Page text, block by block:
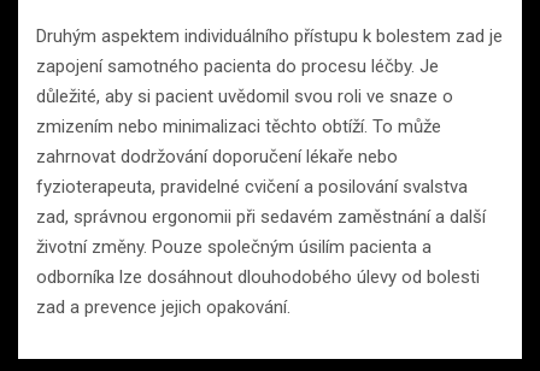
Druhým aspektem individuálního přístupu k bolestem zad je
zapojení samotného pacienta do procesu léčby. Je
důležité, aby si pacient uvědomil svou roli ve snaze o
zmizením nebo minimalizaci těchto obtíží. To může
zahrnovat dodržování doporučení lékaře nebo
fyzioterapeuta, pravidelné cvičení a posilování svalstva
zad, správnou ergonomii při sedavém zaměstnání a další
životní změny. Pouze společným úsilím pacienta a
odborníka lze dosáhnout dlouhodobého úlevy od bolesti
zad a prevence jejich opakování.